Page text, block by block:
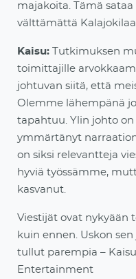
majakoita. Tämä
välttämättä
Kaisu:
Tutkimuksen
toimittajille
johtuvan siitä, että
Olemme lähempänä
tapahtuu. Ylin johto on
ymmärtänyt
on siksi relevantteja
hyviä työssämme,
kasvanut.
Viestijät ovat nykyään
kuin ennen. Uskon
tullut parempia –
Entertainment